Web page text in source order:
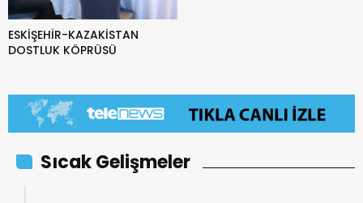
ESKİŞEHİR-KAZAKİSTAN
DOSTLUK KÖPRÜSÜ
Sıcak Gelişmeler